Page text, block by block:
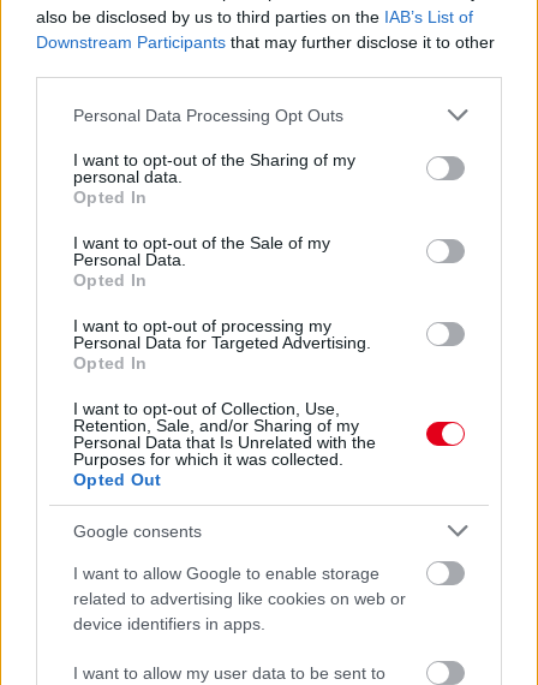
also be disclosed by us to third parties on the IAB’s List of
Downstream Participants that may further disclose it to other
Please note that this website/app uses one or more Google
not limited to your visit or usage behaviour. You may click to
grant or deny consent to Google and its third-party tags to
use your data for below specified purposes in below Google
consent section.
Personal Data Processing Opt Outs
I want to opt-out of the Sharing of my
personal data.
Opted In
I want to opt-out of the Sale of my
Personal Data.
Opted In
I want to opt-out of processing my
Personal Data for Targeted Advertising.
Opted In
I want to opt-out of Collection, Use,
Retention, Sale, and/or Sharing of my
Personal Data that Is Unrelated with the
Purposes for which it was collected.
Opted Out
Google consents
I want to allow Google to enable storage
related to advertising like cookies on web or
device identifiers in apps.
I want to allow my user data to be sent to
Kövess minket a Facebookon
második negyedévben